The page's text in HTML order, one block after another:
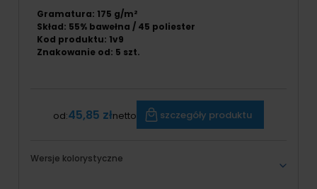
Gramatura: 175 g/m²
Skład: 55% bawełna / 45 poliester
Kod produktu: 1v9
Znakowanie od: 5 szt.
od:45,85 złnetto szczegóły produktu
Wersje kolorystyczne